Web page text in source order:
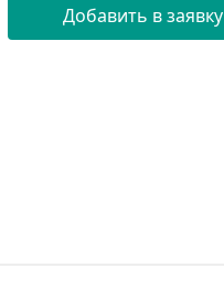
Добавить в заявку